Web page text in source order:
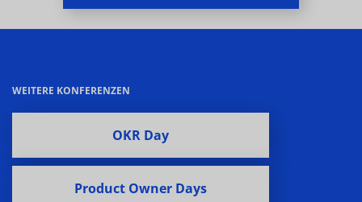
WEITERE KONFERENZEN
OKR Day
Product Owner Days